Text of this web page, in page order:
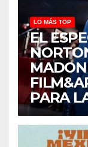
LO MÁS TOP
EL
PARA